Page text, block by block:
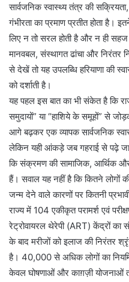
सार्वजनिक स्वास्थ्य तंत्र की
गंभीरता का प्रमाण प्रतीत होता है।
लिए न तो सरल होती है और न ही
मानवबल, संस्थागत ढांचा और निरंतर
से देखें तो यह उपलब्धि हरियाणा की
को दर्शाती है।
यह पहल इस बात का भी संकेत है कि
समुदायों” या “हाशिये के समूहों” से
आगे बढ़कर एक व्यापक सार्वजनिक
लेकिन यही आंकड़े जब गहराई से पढ़े
कि संक्रमण की सामाजिक, आर्थिक
हैं। सवाल यह नहीं है कि कितने लोगों
जन्म देने वाले कारणों पर कितनी
राज्य में 104 एकीकृत परामर्श एवं
रेट्रोवायरल थेरेपी (ART) केंद्रों
के बाद मरीजों को इलाज की निरंतर
है। 40,000 से अधिक लोगों का
केवल घोषणाओं और काग़ज़ी योजनाओं